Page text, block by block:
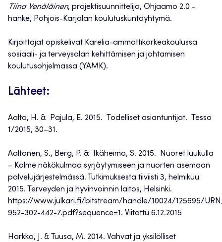
Tiina Venäläinen, projektisuunnittelija, Ohjaamo 2.0 -
hanke, Pohjois-Karjalan koulutuskuntayhtymä.
Kirjoittajat opiskelivat Karelia-ammattikorkeakoulussa
sosiaali- ja terveysalan kehittämisen ja johtamisen
koulutusohjelmassa (YAMK).
Lähteet:
Aalto, H. & Pajula, E. 2015. Todelliset asiantuntijat. Tesso
1/2015, 30–31.
Aaltonen, S., Berg, P. & Ikäheimo, S. 2015. Nuoret luukulla
– Kolme näkökulmaa syrjäytymiseen ja nuorten asemaan
palvelujärjestelmässä. Tutkimuksesta tiiviisti 3, helmikuu
2015. Terveyden ja hyvinvoinnin laitos, Helsinki.
https://www.julkari.fi/bitstream/handle/10024/125695/
952-302-442-7.pdf?sequence=1. Viitattu 6.12.2015
Harkko, J. & Tuusa, M. 2014. Vahvat ja yksilölliset